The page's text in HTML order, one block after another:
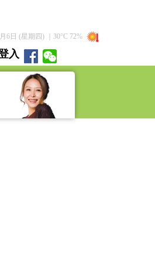
6日 (星期四)｜ 30°C 72%
入
直播 / 重溫
Says]
黎莉